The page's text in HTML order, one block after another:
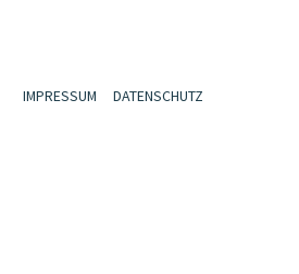
IMPRESSUM DATENSCHUTZ